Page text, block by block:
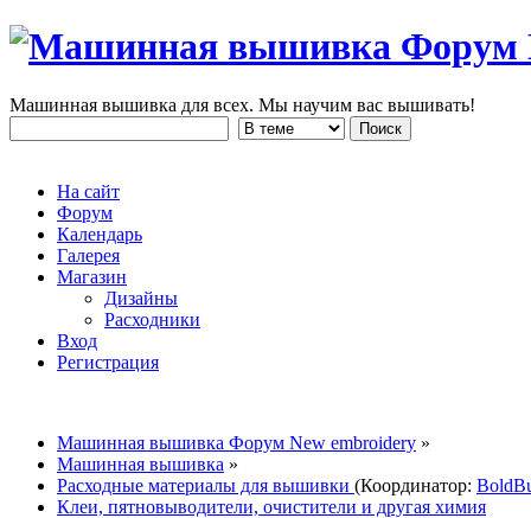
Машинная вышивка для всех. Мы научим вас вышивать!
На сайт
Форум
Календарь
Галерея
Магазин
Дизайны
Расходники
Вход
Регистрация
Машинная вышивка Форум New embroidery »
Машинная вышивка »
Расходные материалы для вышивки (Координатор:
Клеи, пятновыводители, очистители и другая химия